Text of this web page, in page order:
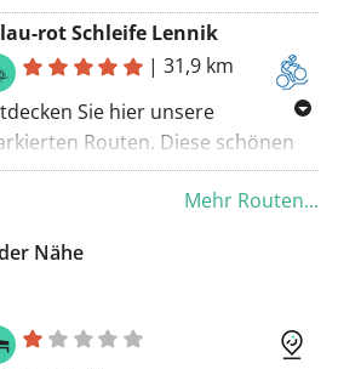
Diese
sportlich
Routen sind
mit Blick auf die
geplant!
rot Schleife Lennik
|31,9 km
Sie hier unsere
Routen. Diese schönen
und anspruchsvollen
wurden sorgfältig unter
Mehr Routen...
Nähe